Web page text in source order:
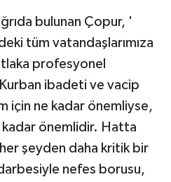
bulunan Çopur, '
tüm vatandaşlarımıza
profesyonel
ibadeti ve vacip
için ne kadar önemliyse,
kadar önemlidir. Hatta
şeyden daha kritik bir
nefes borusu,